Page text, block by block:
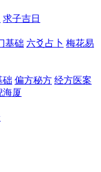
求子吉日
基础 六爻占卜 梅花易
础 偏方秘方 经方医案
海厦